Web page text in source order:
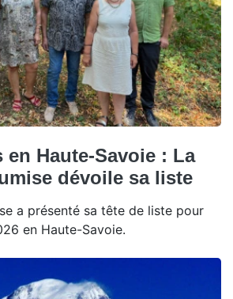
en Haute-Savoie : La
dévoile sa liste
a présenté sa tête de liste pour
en Haute-Savoie.